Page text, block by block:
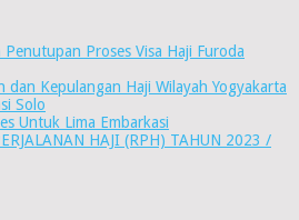
Proses Visa Haji Furoda
dan Kepulangan Haji Wilayah Yogyakarta
Solo
Untuk Lima Embarkasi
HAJI (RPH) TAHUN 2023 /